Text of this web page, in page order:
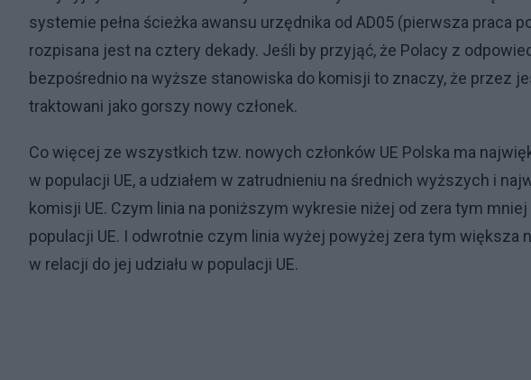
systemie pełna ścieżka awansu urzędnika od AD05 (pierwsza praca
rozpisana jest na cztery dekady. Jeśli by przyjąć, że Polacy z
bezpośrednio na wyższe stanowiska do komisji to znaczy, że przez
traktowani jako gorszy nowy członek.
Co więcej ze wszystkich tzw. nowych członków UE Polska ma
w populacji UE, a udziałem w zatrudnieniu na średnich wyższych i
komisji UE. Czym linia na poniższym wykresie niżej od zera tym
populacji UE. I odwrotnie czym linia wyżej powyżej zera tym większa
w relacji do jej udziału w populacji UE.